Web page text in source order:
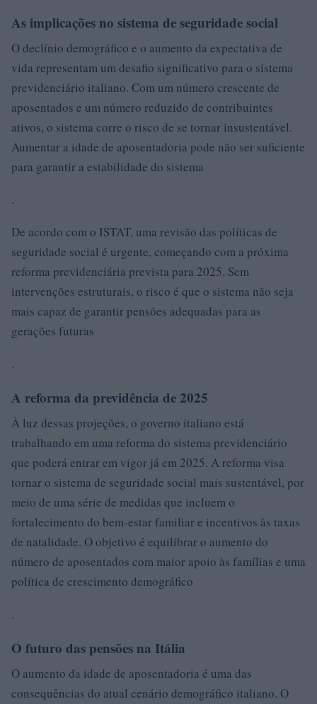
As implicações no sistema de seguridade social
O declínio demográfico e o aumento da expectativa de
vida representam um desafio significativo para o sistema
previdenciário italiano. Com um número crescente de
aposentados e um número reduzido de contribuintes
ativos, o sistema corre o risco de se tornar insustentável.
Aumentar a idade de aposentadoria pode não ser suficiente
para garantir a estabilidade do sistema
.
De acordo com o ISTAT, uma revisão das políticas de
seguridade social é urgente, começando com a próxima
reforma previdenciária prevista para 2025. Sem
intervenções estruturais, o risco é que o sistema não seja
mais capaz de garantir pensões adequadas para as
gerações futuras
.
A reforma da previdência de 2025
À luz dessas projeções, o governo italiano está
trabalhando em uma reforma do sistema previdenciário
que poderá entrar em vigor já em 2025. A reforma visa
tornar o sistema de seguridade social mais sustentável, por
meio de uma série de medidas que incluem o
fortalecimento do bem-estar familiar e incentivos às taxas
de natalidade. O objetivo é equilibrar o aumento do
número de aposentados com maior apoio às famílias e uma
política de crescimento demográfico
.
O futuro das pensões na Itália
O aumento da idade de aposentadoria é uma das
consequências do atual cenário demográfico italiano. O